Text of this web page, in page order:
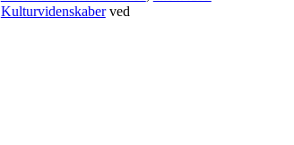
Kulturvidenskaberved